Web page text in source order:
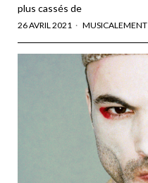
plus cassés de
26 AVRIL 2021 MUSICALEMENT